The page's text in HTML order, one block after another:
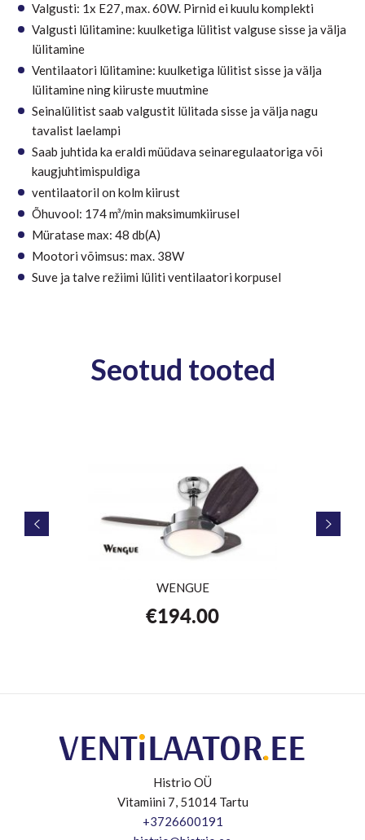
Valgusti: 1x E27, max. 60W. Pirnid ei kuulu komplekti
Valgusti lülitamine: kuulketiga lülitist valguse sisse ja välja
lülitamine
Ventilaatori lülitamine: kuulketiga lülitist sisse ja välja
lülitamine ning kiiruste muutmine
Seinalülitist saab valgustit lülitada sisse ja välja nagu
tavalist laelampi
Saab juhtida ka eraldi müüdava seinaregulaatoriga või
kaugjuhtimispuldiga
ventilaatoril on kolm kiirust
Õhuvool: 174 m³/min maksimumkiirusel
Müratase max: 48 db(A)
Mootori võimsus: max. 38W
Suve ja talve režiimi lüliti ventilaatori korpusel
Seotud tooted
WENGUE
€194.00
Histrio OÜ
Vitamiini 7, 51014 Tartu
+3726600191